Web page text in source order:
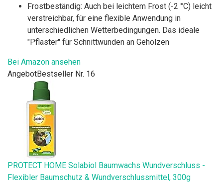
Frostbeständig: Auch bei leichtem Frost (-2 °C) leicht
verstreichbar, für eine flexible Anwendung in
unterschiedlichen Wetterbedingungen. Das ideale
"Pflaster" für Schnittwunden an Gehölzen
Bei Amazon ansehen
AngebotBestseller Nr. 16
PROTECT HOME Solabiol Baumwachs Wundverschluss -
Flexibler Baumschutz & Wundverschlussmittel, 300g